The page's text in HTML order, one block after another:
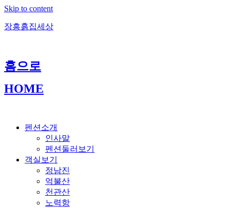
Skip to content
장흥흙집세상
홈으로
HOME
펜션소개
인사말
펜션둘러보기
객실보기
정남진
억불산
천관산
노력항